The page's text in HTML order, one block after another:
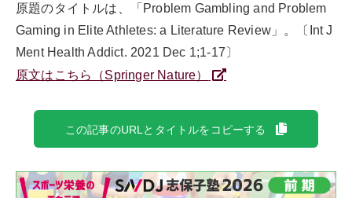
原題のタイトルは、「Problem Gambling and Problem
Gaming in Elite Athletes: a Literature Review」。〔Int J
Ment Health Addict. 2021 Dec 1;1-17〕
原文はこちら（Springer Nature）
この記事のURLとタイトルをコピーする